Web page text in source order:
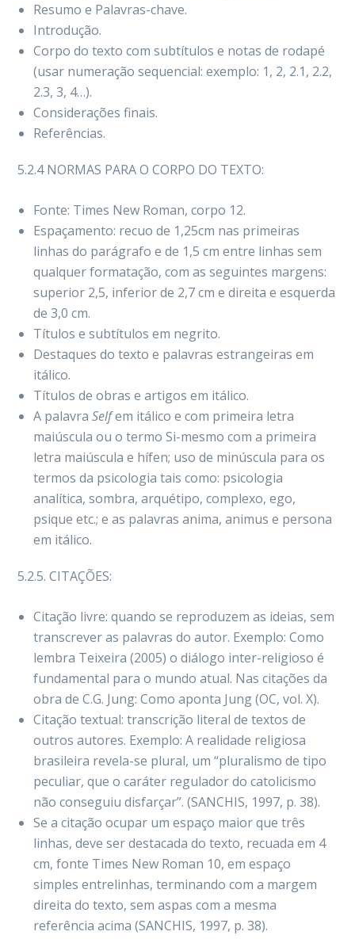
Resumo e Palavras-chave.
Introdução.
Corpo do texto com subtítulos e notas de rodapé
(usar numeração sequencial: exemplo: 1, 2, 2.1, 2.2,
2.3, 3, 4…).
Considerações finais.
Referências.
5.2.4 NORMAS PARA O CORPO DO TEXTO:
Fonte: Times New Roman, corpo 12.
Espaçamento: recuo de 1,25cm nas primeiras
linhas do parágrafo e de 1,5 cm entre linhas sem
qualquer formatação, com as seguintes margens:
superior 2,5, inferior de 2,7 cm e direita e esquerda
de 3,0 cm.
Títulos e subtítulos em negrito.
Destaques do texto e palavras estrangeiras em
itálico.
Títulos de obras e artigos em itálico.
A palavraSelfem itálico e com primeira letra
maiúscula ou o termo Si-mesmo com a primeira
letra maiúscula e hífen; uso de minúscula para os
termos da psicologia tais como: psicologia
analítica, sombra, arquétipo, complexo, ego,
psique etc.; e as palavras anima, animus e persona
em itálico.
5.2.5. CITAÇÕES:
Citação livre: quando se reproduzem as ideias, sem
transcrever as palavras do autor. Exemplo: Como
lembra Teixeira (2005) o diálogo inter-religioso é
fundamental para o mundo atual. Nas citações da
obra de C.G. Jung: Como aponta Jung (OC, vol. X).
Citação textual: transcrição literal de textos de
outros autores. Exemplo: A realidade religiosa
brasileira revela-se plural, um “pluralismo de tipo
peculiar, que o caráter regulador do catolicismo
não conseguiu disfarçar”. (SANCHIS, 1997, p. 38).
Se a citação ocupar um espaço maior que três
linhas, deve ser destacada do texto, recuada em 4
cm, fonte Times New Roman 10, em espaço
simples entrelinhas, terminando com a margem
direita do texto, sem aspas com a mesma
referência acima (SANCHIS, 1997, p. 38).